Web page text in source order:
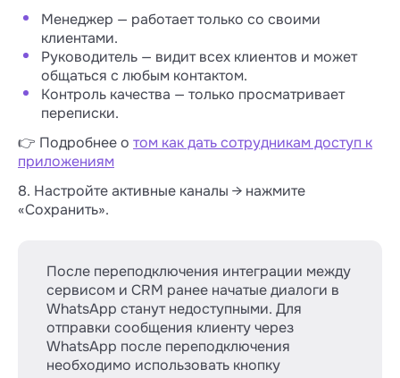
Менеджер — работает только со своими
клиентами.
Руководитель — видит всех клиентов и может
общаться с любым контактом.
Контроль качества — только просматривает
переписки.
👉 Подробнее о том как дать сотрудникам доступ к
приложениям
8. Настройте активные каналы → нажмите
«Сохранить».
После переподключения интеграции между
сервисом и CRM ранее начатые диалоги в
WhatsApp станут недоступными. Для
отправки сообщения клиенту через
WhatsApp после переподключения
необходимо использовать кнопку